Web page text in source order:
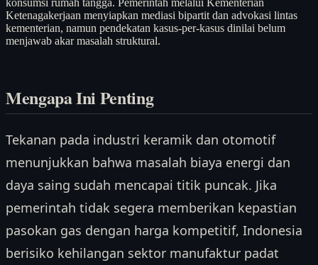
Ketenagakerjaan menyiapkan mediasi bipartit dan advokasi lintas
kementerian, namun pendekatan kasus-per-kasus dinilai belum
menjawab akar masalah struktural.
Mengapa Ini Penting
Tekanan pada industri keramik dan otomotif
menunjukkan bahwa masalah biaya energi dan
daya saing sudah mencapai titik puncak. Jika
pemerintah tidak segera memberikan kepastian
pasokan gas dengan harga kompetitif, Indonesia
berisiko kehilangan sektor manufaktur padat